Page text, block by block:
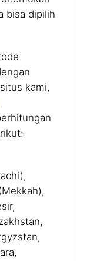
bisa dipilih
kami,